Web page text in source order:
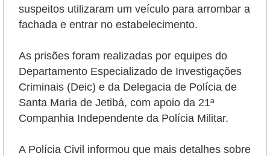
suspeitos utilizaram um veículo para arrombar a
fachada e entrar no estabelecimento.
As prisões foram realizadas por equipes do
Departamento Especializado de Investigações
Criminais (Deic) e da Delegacia de Polícia de
Santa Maria de Jetibá, com apoio da 21ª
Companhia Independente da Polícia Militar.
A Polícia Civil informou que mais detalhes sobre